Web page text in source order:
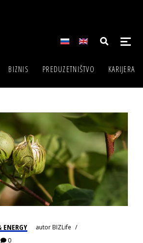
BIZNIS PREDUZETNIŠTVO KARIJERA
ENERGY autorBIZLife
0